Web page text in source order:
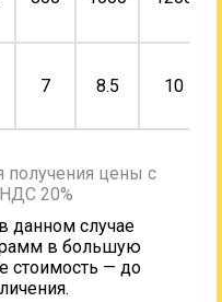
7 8.5 10
цены с
20%
данном случае
в большую
стоимость — до